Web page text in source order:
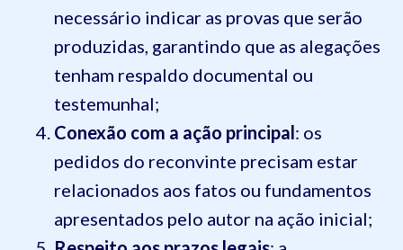
necessário indicar as provas que serão
produzidas, garantindo que as alegações
tenham respaldo documental ou
testemunhal;
Conexão com a ação principal: os
pedidos do reconvinte precisam estar
relacionados aos fatos ou fundamentos
apresentados pelo autor na ação inicial;